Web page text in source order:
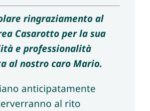
ringraziamento al
Casarotto per la sua
e professionalità
al nostro caro Mario.
anticipatamente
al rito